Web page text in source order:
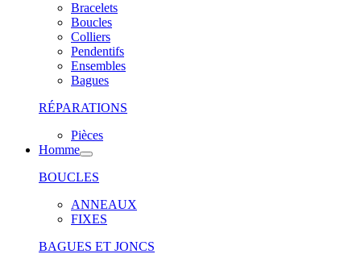
Bracelets
Boucles
Colliers
Pendentifs
Ensembles
Bagues
RÉPARATIONS
Pièces
Homme
BOUCLES
ANNEAUX
FIXES
BAGUES ET JONCS